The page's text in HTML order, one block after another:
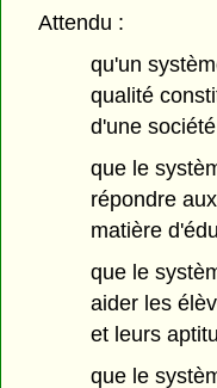
Attendu :
qu'un
qualité
d'une
que le
répondre
matière
que le
aider les
et leurs
que le